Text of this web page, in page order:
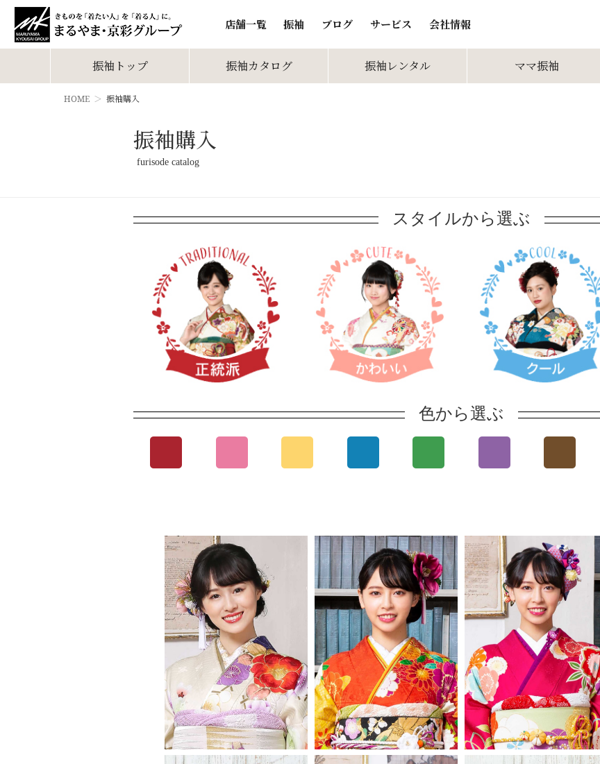
店舗一覧 振袖 ブログ サービス 会社情報
振袖トップ 振袖カタログ 振袖レンタル ママ振袖
HOME 振袖購入
振袖購入
furisode catalog
スタイルから選ぶ
色から選ぶ